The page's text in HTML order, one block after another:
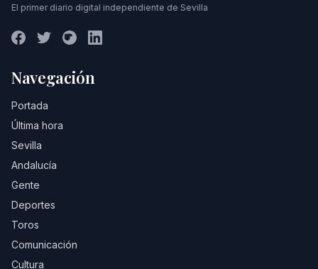
El primer diario digital independiente de Sevilla
Navegación
Portada
Última hora
Sevilla
Andalucía
Gente
Deportes
Toros
Comunicación
Cultura